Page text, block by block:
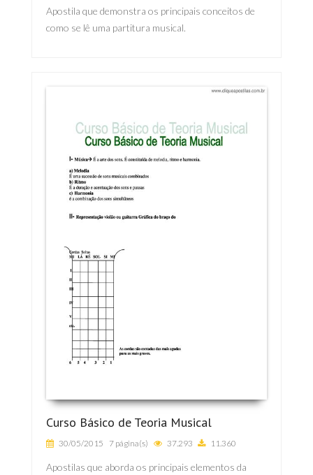
Apostila que demonstra os principais conceitos de
como se lê uma partitura musical.
Curso Básico de Teoria Musical
30/05/2015 7 página(s) 37.293 11.360
Apostilas que aborda os principais elementos da